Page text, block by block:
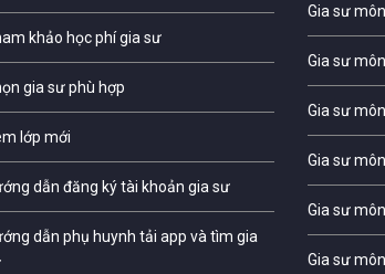
khảo học phí gia sư
gia sư phù hợp
lớp mới
dẫn đăng ký tài khoản gia sư
dẫn phụ huynh tải app và tìm gia
Gia sư
Gia sư
Gia sư
Gia sư
Gia sư
Gia sư